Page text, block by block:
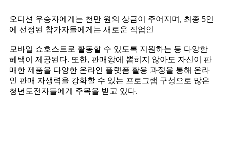
오디션 우승자에게는 천만 원의 상금이 주어지며, 최종 5인
에 선정된 참가자들에게는 새로운 직업인
모바일 쇼호스트로 활동할 수 있도록 지원하는 등 다양한
혜택이 제공된다. 또한, 판매왕에 뽑히지 않아도 자신이 판
매한 제품을 다양한 온라인 플랫폼 활용 과정을 통해 온라
인 판매 자생력을 강화할 수 있는 프로그램 구성으로 많은
청년도전자들에게 주목을 받고 있다.